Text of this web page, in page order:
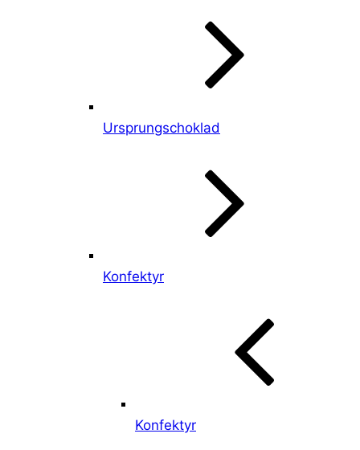
Ursprungschoklad
Konfektyr
Konfektyr